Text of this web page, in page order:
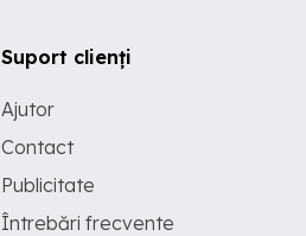
Suport clienți
Ajutor
Contact
Publicitate
Întrebări frecvente